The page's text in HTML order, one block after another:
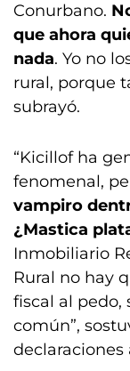
Conurbano.
que ahora
nada. Yo no
rural, porque
subrayó.
“Kicillof ha
fenomenal,
vampiro
¿Mastica
Inmobiliario
Rural no hay
fiscal al pedo,
común”,
declaraciones